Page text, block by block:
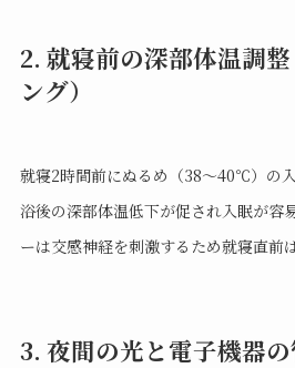
2. 就寝前の深部体温調
ング）
就寝2時間前にぬるめ（38〜40℃）の
浴後の深部体温低下が促され入眠が容
ーは交感神経を刺激するため就寝直前
3. 夜間の光と電子機器